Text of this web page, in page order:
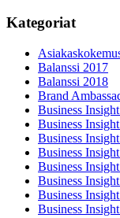
Kategoriat
Balanssi 2017
Balanssi 2018
Brand
Business
Business
Business
Business
Business
Business
Business
Business